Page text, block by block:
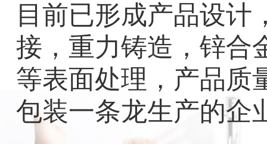
目前已形成产品设计
接，重力铸造，锌合
等表面处理，产品质
包装一条龙生产的企